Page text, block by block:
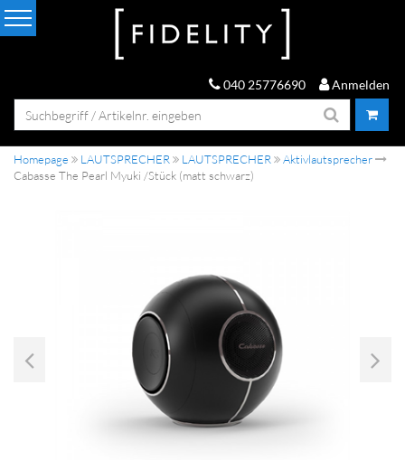
040 25776690 Anmelden
Homepage LAUTSPRECHER LAUTSPRECHER
Aktivlautsprecher
Cabasse The Pearl Myuki /Stück (matt schwarz)